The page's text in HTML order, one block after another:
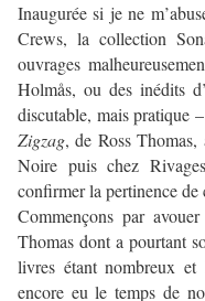
Inaugurée si je ne
Crews, la collection
ouvrages
Holmås, ou des inédits
discutable, mais pratique
Zigzag, de Ross
Noire puis chez
confirmer la pertinence
Commençons par
Thomas dont a pourtant
livres étant nombreux
encore eu le temps de